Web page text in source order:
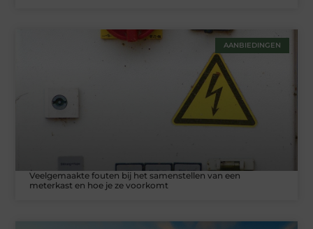
AANBIEDINGEN
Veelgemaakte fouten bij het samenstellen van een
meterkast en hoe je ze voorkomt